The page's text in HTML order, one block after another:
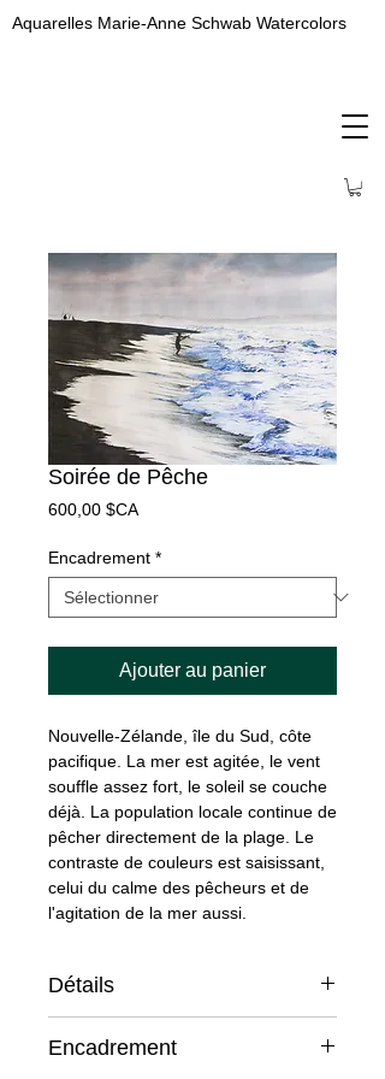
Aquarelles Marie-Anne Schwab Watercolors
Soirée de Pêche
600,00 $CAPrix
Encadrement *
Ajouter au panier
Nouvelle-Zélande, île du Sud, côte
pacifique. La mer est agitée, le vent
souffle assez fort, le soleil se couche
déjà. La population locale continue de
pêcher directement de la plage. Le
contraste de couleurs est saisissant,
celui du calme des pêcheurs et de
l'agitation de la mer aussi.
Détails
Arches
Encadrement